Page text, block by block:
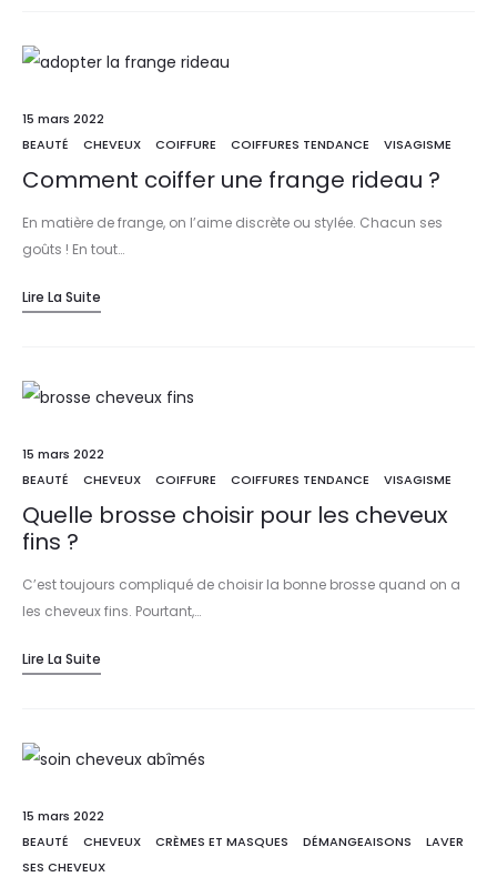
15 mars 2022
BEAUTÉ
CHEVEUX COIFFURE COIFFURES TENDANCE VISAGISME
Comment coiffer une frange rideau ?
En matière de frange, on l’aime discrète ou stylée. Chacun ses
goûts ! En tout…
Lire La Suite
15 mars 2022
BEAUTÉ
CHEVEUX COIFFURE COIFFURES TENDANCE VISAGISME
Quelle brosse choisir pour les cheveux
fins ?
C’est toujours compliqué de choisir la bonne brosse quand on a
les cheveux fins. Pourtant,…
Lire La Suite
15 mars 2022
BEAUTÉ
CHEVEUX CRÈMES ET MASQUES DÉMANGEAISONS
LAVER
SES CHEVEUX